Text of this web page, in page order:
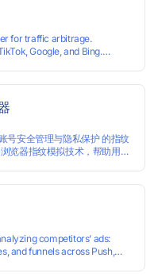
for traffic arbitrage.
Google, and Bing.
号安全管理与隐私保护 的指纹
览器指纹模拟技术，帮助用户
competitors’ ads:
and funnels across Push,